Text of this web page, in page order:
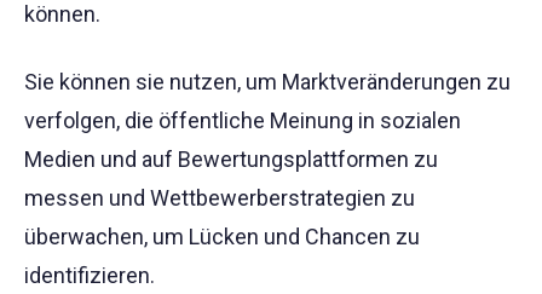
können.
Sie können sie nutzen, um Marktveränderungen zu
verfolgen, die öffentliche Meinung in sozialen
Medien und auf Bewertungsplattformen zu
messen und Wettbewerberstrategien zu
überwachen, um Lücken und Chancen zu
identifizieren.